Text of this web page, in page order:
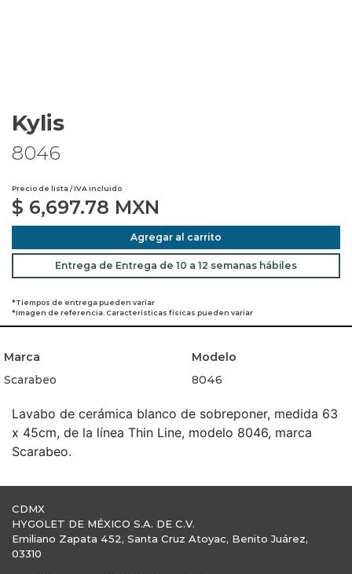
Kylis
8046
Precio de lista / IVA incluido
$ 6,697.78 MXN
Agregar al carrito
Entrega de Entrega de 10 a 12 semanas hábiles
*Tiempos de entrega pueden variar
*Imagen de referencia. Características físicas pueden variar
Marca
Modelo
Scarabeo
8046
Lavabo de cerámica blanco de sobreponer, medida 63
x 45cm, de la línea Thin Line, modelo 8046, marca
Scarabeo.
CDMX
HYGOLET DE MÉXICO S.A. DE C.V.
Emiliano Zapata 452, Santa Cruz Atoyac, Benito Juárez,
03310